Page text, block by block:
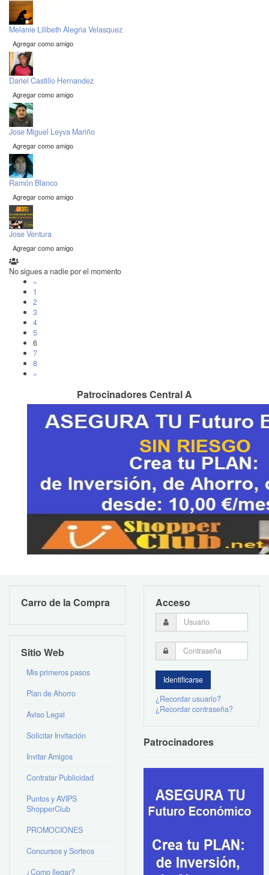
Melanie Lilibeth Alegria Velasquez
Agregar como amigo
Dariel Castillo Hernandez
Agregar como amigo
Jose Miguel Leyva Mariño
Agregar como amigo
Ramón Blanco
Agregar como amigo
Jose Ventura
Agregar como amigo
No sigues a nadie por el momento
«
1
2
3
4
5
6
7
8
»
Patrocinadores Central A
Carro de la Compra
Sitio Web
Mis primeros pasos
Plan de Ahorro
Aviso Legal
Solicitar Invitación
Invitar Amigos
Contratar Publicidad
Puntos y AVIPS
ShopperClub
PROMOCIONES
Concursos y Sorteos
¿Como llegar?
Acceso
¿Recordar usuario?
¿Recordar contraseña?
Patrocinadores